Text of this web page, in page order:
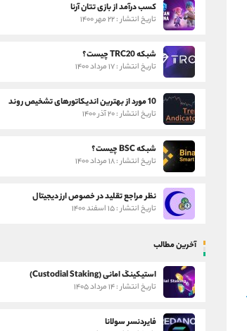
کسب درآمد از بازی تتان آرنا
تاریخ انتشار : ۲۲ مهر ۱۴۰۰
شبکه TRC20 چیست؟
تاریخ انتشار : ۱۷ مرداد ۱۴۰۰
10 مورد از بهترین اندیکاتورهای تشخیص روند
تاریخ انتشار : ۲۰ آذر ۱۴۰۰
شبکه BSC چیست؟
تاریخ انتشار : ۱۸ مرداد ۱۴۰۰
نظر مراجع تقلید در خصوص ارز دیجیتال
تاریخ انتشار : ۱۵ اسفند ۱۴۰۰
آخرین مطالب
استیکینگ امانی (Custodial Staking)
تاریخ انتشار : ۱۴ مرداد ۱۴۰۵
فایردنسر سولانا